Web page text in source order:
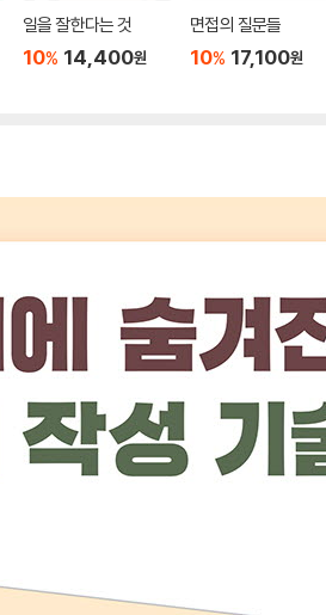
일을 잘한다는 것
10% 14,400원
면접의 질문들
10% 17,100원